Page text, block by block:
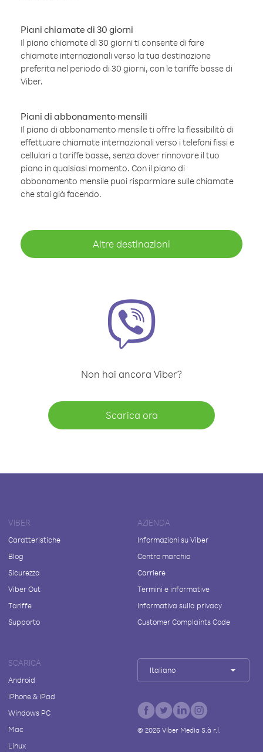
Piani chiamate di 30 giorni
Il piano chiamate di 30 giorni ti consente di fare
chiamate internazionali verso la tua destinazione
preferita nel periodo di 30 giorni, con le tariffe basse di
Viber.
Piani di abbonamento mensili
Il piano di abbonamento mensile ti offre la flessibilità di
effettuare chiamate internazionali verso i telefoni fissi e
cellulari a tariffe basse, senza dover rinnovare il tuo
piano in qualsiasi momento. Con il piano di
abbonamento mensile puoi risparmiare sulle chiamate
che stai già facendo.
Altre destinazioni
Non hai ancora Viber?
Scarica ora
VIBER
Caratteristiche
Blog
Sicurezza
Viber Out
Tariffe
Supporto
AZIENDA
Informazioni su Viber
Centro marchio
Carriere
Termini e informative
Informativa sulla privacy
Customer Complaints Code
SCARICA
Android
iPhone & iPad
Windows PC
Mac
Linux
Italiano
© 2026Viber Media S.à r.l.